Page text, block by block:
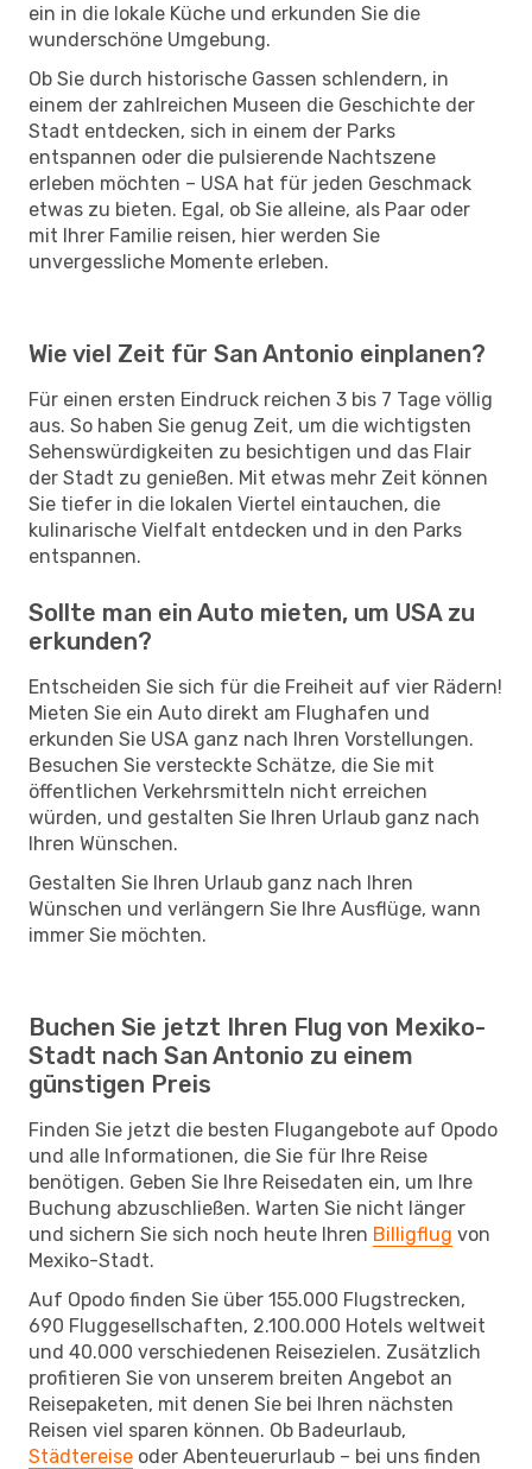
ein in die lokale Küche und erkunden Sie die
wunderschöne Umgebung.
Ob Sie durch historische Gassen schlendern, in
einem der zahlreichen Museen die Geschichte der
Stadt entdecken, sich in einem der Parks
entspannen oder die pulsierende Nachtszene
erleben möchten – USA hat für jeden Geschmack
etwas zu bieten. Egal, ob Sie alleine, als Paar oder
mit Ihrer Familie reisen, hier werden Sie
unvergessliche Momente erleben.
Wie viel Zeit für San Antonio einplanen?
Für einen ersten Eindruck reichen 3 bis 7 Tage völlig
aus. So haben Sie genug Zeit, um die wichtigsten
Sehenswürdigkeiten zu besichtigen und das Flair
der Stadt zu genießen. Mit etwas mehr Zeit können
Sie tiefer in die lokalen Viertel eintauchen, die
kulinarische Vielfalt entdecken und in den Parks
entspannen.
Sollte man ein Auto mieten, um USA zu
erkunden?
Entscheiden Sie sich für die Freiheit auf vier Rädern!
Mieten Sie ein Auto direkt am Flughafen und
erkunden Sie USA ganz nach Ihren Vorstellungen.
Besuchen Sie versteckte Schätze, die Sie mit
öffentlichen Verkehrsmitteln nicht erreichen
würden, und gestalten Sie Ihren Urlaub ganz nach
Ihren Wünschen.
Gestalten Sie Ihren Urlaub ganz nach Ihren
Wünschen und verlängern Sie Ihre Ausflüge, wann
immer Sie möchten.
Buchen Sie jetzt Ihren Flug von Mexiko-
Stadt nach San Antonio zu einem
günstigen Preis
Finden Sie jetzt die besten Flugangebote auf Opodo
und alle Informationen, die Sie für Ihre Reise
benötigen. Geben Sie Ihre Reisedaten ein, um Ihre
Buchung abzuschließen. Warten Sie nicht länger
und sichern Sie sich noch heute Ihren Billigflug von
Mexiko-Stadt.
Auf Opodo finden Sie über 155.000 Flugstrecken,
690 Fluggesellschaften, 2.100.000 Hotels weltweit
und 40.000 verschiedenen Reisezielen. Zusätzlich
profitieren Sie von unserem breiten Angebot an
Reisepaketen, mit denen Sie bei Ihren nächsten
Reisen viel sparen können. Ob Badeurlaub,
Städtereise oder Abenteuerurlaub – bei uns finden